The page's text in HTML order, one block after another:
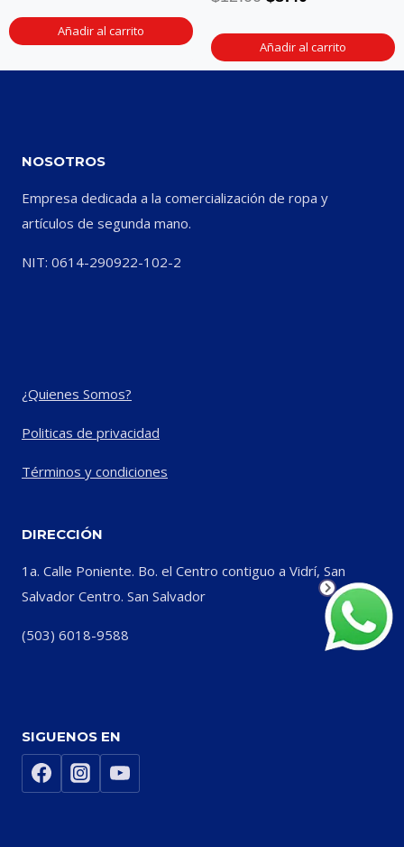
Añadir al carrito
Añadir al carrito
NOSOTROS
Empresa dedicada a la comercialización de ropa y
artículos de segunda mano.
NIT: 0614-290922-102-2
¿Quienes Somos?
Politicas de privacidad
Términos y condiciones
DIRECCIÓN
1a. Calle Poniente. Bo. el Centro contiguo a Vidrí, San
Salvador Centro. San Salvador
(503) 6018-9588
SIGUENOS EN